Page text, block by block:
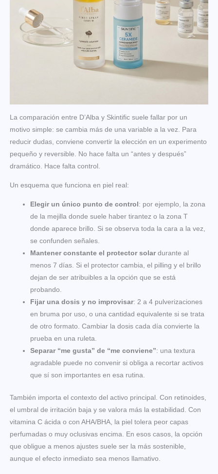
La comparación entre D’Alba y Skintific suele fallar por un
motivo simple: se cambia más de una variable a la vez. Para
reducir dudas, conviene convertir la elección en un experimento
pequeño y reversible. No hace falta un “antes y después”
dramático. Hace falta control.
Un esquema que funciona en piel real:
Elegir un único punto de control: por ejemplo, la zona
de la mejilla donde suele haber tirantez o la zona T
donde aparece brillo. Si se observa toda la cara a la vez,
se confunden señales.
Mantener constante el protector solardurante al
menos 7 días. Si el protector cambia, el pilling y el brillo
dejan de ser atribuibles a la opción que se está
probando.
Fijar una dosis y no improvisar: 2 a 4 pulverizaciones
en bruma por uso, o una cantidad equivalente si se trata
de otro formato. Cambiar la dosis cada día convierte la
prueba en una ruleta.
Separar “me gusta” de “me conviene”: una textura
agradable puede no convenir si obliga a recortar activos
que sí son importantes en esa rutina.
También importa el contexto del activo principal. Con retinoides,
el umbral de irritación baja y se valora más la estabilidad. Con
vitamina C ácida o con AHA/BHA, la piel tolera peor capas
perfumadas o muy oclusivas encima. En esos casos, la opción
que obligue a menos ajustes suele ser la más sostenible,
aunque el efecto inmediato sea menos llamativo.